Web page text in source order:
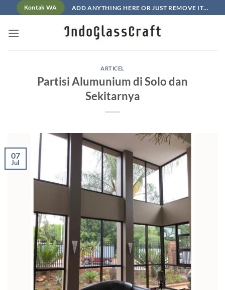
to
content
Kontak WA ADD ANYTHING HERE OR JUST REMOVE IT...
ARTICEL
Partisi Alumunium di Solo dan
Sekitarnya
07
Jul